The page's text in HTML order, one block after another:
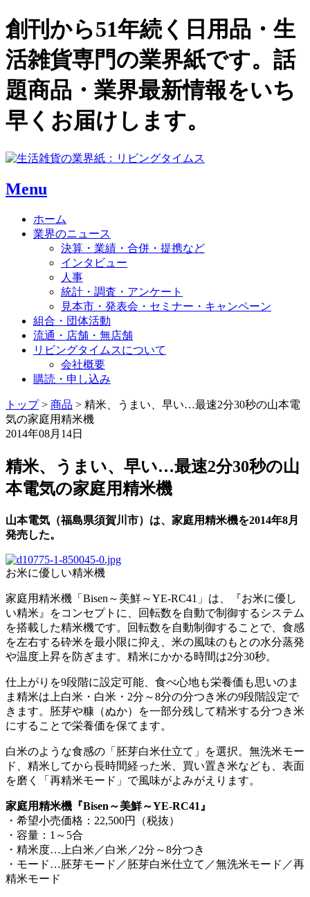
創刊から51年続く日用品・生
活雑貨専門の業界紙です。話
題商品・業界最新情報をいち
早くお届けします。
Menu
ホーム
業界のニュース
決算・業績・合併・提携など
インタビュー
人事
統計・調査・アンケート
見本市・発表会・セミナー・キャンペーン
組合・団体活動
流通・店舗・無店舗
リビングタイムスについて
会社概要
購読・申し込み
トップ> 商品 > 精米、うまい、早い…最速2分30秒の山本電
気の家庭用精米機
2014年08月14日
精米、うまい、早い…最速2分30秒の山
本電気の家庭用精米機
山本電気（福島県須賀川市）は、家庭用精米機を2014年8月
発売した。
お米に優しい精米機
家庭用精米機「Bisen～美鮮～YE-RC41」は、『お米に優し
い精米』をコンセプトに、回転数を自動で制御するシステム
を搭載した精米機です。回転数を自動制御することで、食感
を左右する砕米を最小限に抑え、米の風味のもとの水分蒸発
や温度上昇を防ぎます。精米にかかる時間は2分30秒。
仕上がりを9段階に設定可能、食べ心地も栄養価も思いのま
ま精米は上白米・白米・2分～8分の分つき米の9段階設定で
きます。胚芽や糠（ぬか）を一部分残して精米する分つき米
にすることで栄養価を保てます。
白米のような食感の「胚芽白米仕立て」を選択。無洗米モー
ド、精米してから長時間経った米、買い置き米なども、表面
を磨く「再精米モード」で風味がよみがえります。
家庭用精米機『Bisen～美鮮～YE-RC41』
・希望小売価格：22,500円（税抜）
・容量：1～5合
・精米度…上白米／白米／2分～8分つき
・モード…胚芽モード／胚芽白米仕立て／無洗米モード／再
精米モード